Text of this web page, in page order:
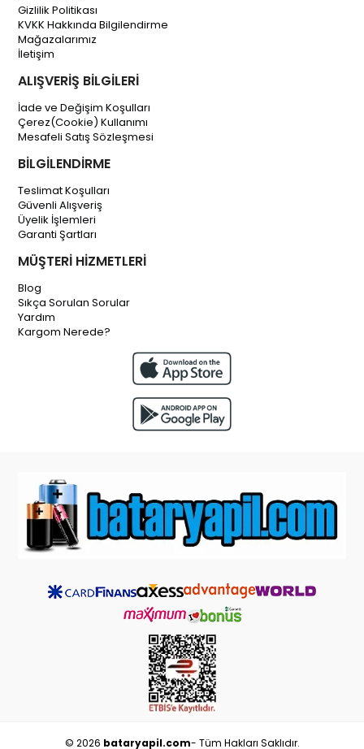
Gizlilik Politikası
KVKK Hakkında Bilgilendirme
Mağazalarımız
İletişim
ALIŞVERİŞ BİLGİLERİ
İade ve Değişim Koşulları
Çerez(Cookie) Kullanımı
Mesafeli Satış Sözleşmesi
BİLGİLENDİRME
Teslimat Koşulları
Güvenli Alışveriş
Üyelik İşlemleri
Garanti Şartları
MÜŞTERİ HİZMETLERİ
Blog
Sıkça Sorulan Sorular
Yardım
Kargom Nerede?
© 2026 bataryapil.com- Tüm Hakları Saklıdır.